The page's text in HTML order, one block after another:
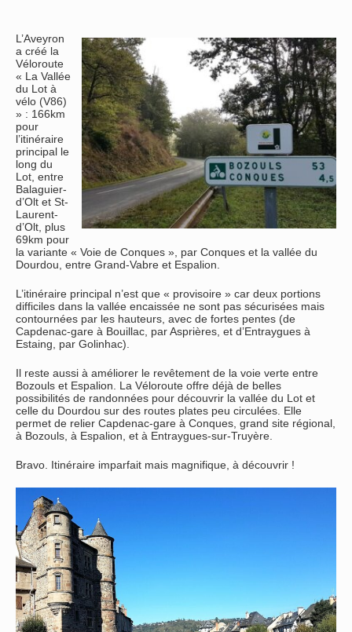
L’Aveyron
a créé la
Véloroute
« La Vallée
du Lot à
vélo (V86)
» : 166km
pour
l’itinéraire
principal le
long du
Lot, entre
Balaguier-
d’Olt et St-
Laurent-
d’Olt, plus
69km pour
la variante « Voie de Conques », par Conques et la vallée du
Dourdou, entre Grand-Vabre et Espalion.
L’itinéraire principal n’est que « provisoire » car deux portions
difficiles dans la vallée encaissée ne sont pas sécurisées mais
contournées par les hauteurs, avec de fortes pentes (de
Capdenac-gare à Bouillac, par Asprières, et d’Entraygues à
Estaing, par Golinhac).
Il reste aussi à améliorer le revêtement de la voie verte entre
Bozouls et Espalion. La Véloroute offre déjà de belles
possibilités de randonnées pour découvrir la vallée du Lot et
celle du Dourdou sur des routes plates peu circulées. Elle
permet de relier Capdenac-gare à Conques, grand site régional,
à Bozouls, à Espalion, et à Entraygues-sur-Truyère.
Bravo. Itinéraire imparfait mais magnifique, à découvrir !